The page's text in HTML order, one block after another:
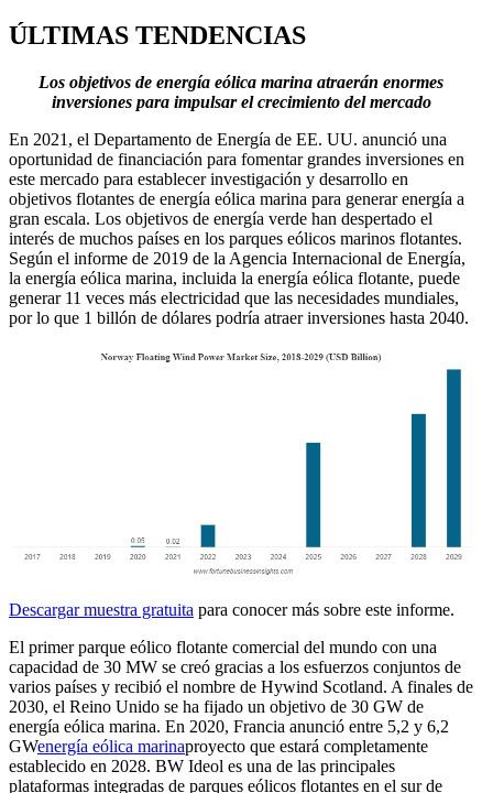
ÚLTIMAS TENDENCIAS
Los objetivos de energía eólica marina atraerán enormes
inversiones para impulsar el crecimiento del mercado
En 2021, el Departamento de Energía de EE. UU. anunció una
oportunidad de financiación para fomentar grandes inversiones en
este mercado para establecer investigación y desarrollo en
objetivos flotantes de energía eólica marina para generar energía a
gran escala. Los objetivos de energía verde han despertado el
interés de muchos países en los parques eólicos marinos flotantes.
Según el informe de 2019 de la Agencia Internacional de Energía,
la energía eólica marina, incluida la energía eólica flotante, puede
generar 11 veces más electricidad que las necesidades mundiales,
por lo que 1 billón de dólares podría atraer inversiones hasta 2040.
Descargar muestra gratuita para conocer más sobre este informe.
El primer parque eólico flotante comercial del mundo con una
capacidad de 30 MW se creó gracias a los esfuerzos conjuntos de
varios países y recibió el nombre de Hywind Scotland. A finales de
2030, el Reino Unido se ha fijado un objetivo de 30 GW de
energía eólica marina. En 2020, Francia anunció entre 5,2 y 6,2
GWenergía eólica marinaproyecto que estará completamente
establecido en 2028. BW Ideol es una de las principales
plataformas integradas de parques eólicos flotantes en el sur de